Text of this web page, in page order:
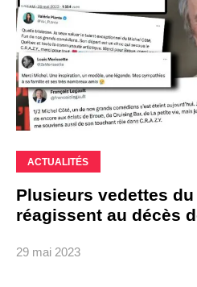
ACTUALITÉS
Plusieurs vedettes du
réagissent au décès
29 mai 2023